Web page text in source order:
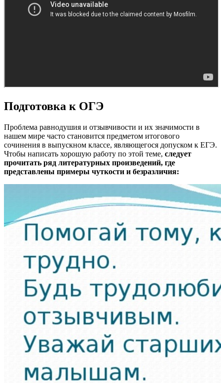
Подготовка к ОГЭ
Проблема равнодушия и отзывчивости и их значимости в
нашем мире часто становится предметом итогового
сочинения в выпускном классе, являющегося допуском к ЕГЭ.
Чтобы написать хорошую работу по этой теме, следует
прочитать ряд литературных произведений, где
представлены примеры чуткости и безразличия: